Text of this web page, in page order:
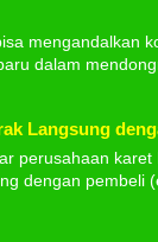
mengandalkan
dalam
Langsung
perusahaan karet
dengan pembeli